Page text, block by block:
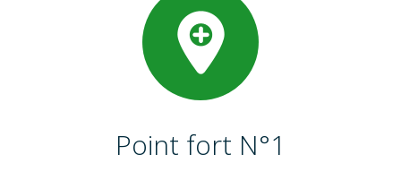
Point fort N°1